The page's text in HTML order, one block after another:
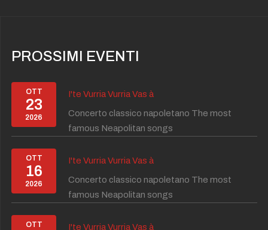
PROSSIMI EVENTI
OTT
23
2026
I'te Vurria Vurria Vas à
Concerto classico napoletano The most
famous Neapolitan songs
OTT
16
2026
I'te Vurria Vurria Vas à
Concerto classico napoletano The most
famous Neapolitan songs
OTT I'te Vurria Vurria Vas à